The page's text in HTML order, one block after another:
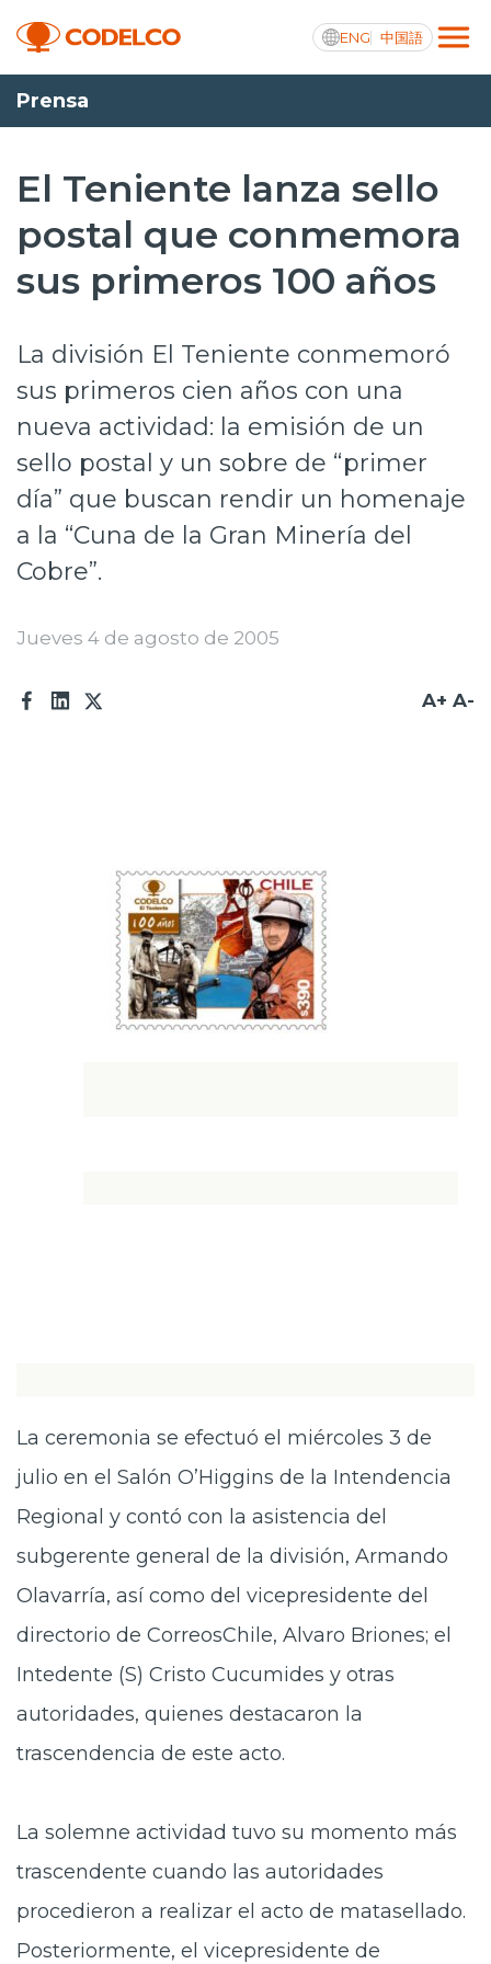
ENG 中国語
Transparencia activa
Nosotros
Operaciones
Sustentabilidad
Innovación
Inversionistas
Prensa
Trabaja en Codelco
Proveedores
Prensa
El Teniente lanza sello
postal que conmemora
sus primeros 100 años
La división El Teniente conmemoró
sus primeros cien años con una
nueva actividad: la emisión de un
sello postal y un sobre de “primer
día” que buscan rendir un homenaje
a la “Cuna de la Gran Minería del
Cobre”.
Jueves 4 de agosto de 2005
A+ A-
La ceremonia se efectuó el miércoles 3 de
julio en el Salón O’Higgins de la Intendencia
Regional y contó con la asistencia del
subgerente general de la división, Armando
Olavarría, así como del vicepresidente del
directorio de CorreosChile, Alvaro Briones; el
Intedente (S) Cristo Cucumides y otras
autoridades, quienes destacaron la
trascendencia de este acto.
La solemne actividad tuvo su momento más
trascendente cuando las autoridades
procedieron a realizar el acto de matasellado.
Posteriormente, el vicepresidente de